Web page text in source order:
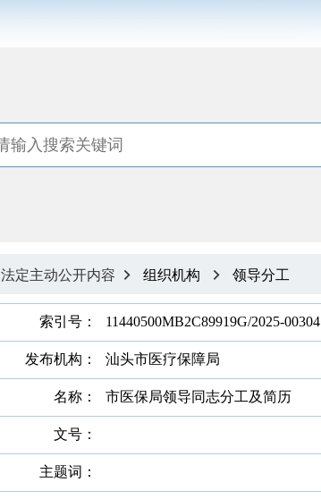
法定主动公开内容  组织机构  领导分工
索引号： 11440500MB2C89919G/2025-00304
发布机构： 汕头市医疗保障局
名称： 市医保局领导同志分工及简历
文号：
主题词：